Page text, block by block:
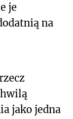
je
na
jako jedna